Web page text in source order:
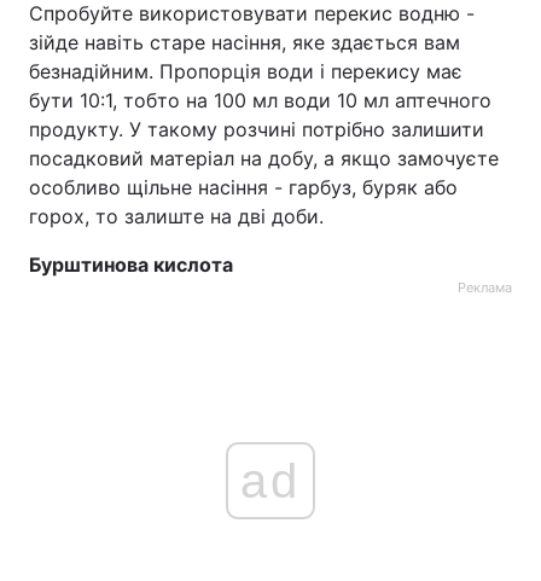
Спробуйте використовувати перекис водню -
зійде навіть старе насіння, яке здається вам
безнадійним. Пропорція води і перекису має
бути 10:1, тобто на 100 мл води 10 мл аптечного
продукту. У такому розчині потрібно залишити
посадковий матеріал на добу, а якщо замочуєте
особливо щільне насіння - гарбуз, буряк або
горох, то залиште на дві доби.
Бурштинова кислота
Реклама
ad